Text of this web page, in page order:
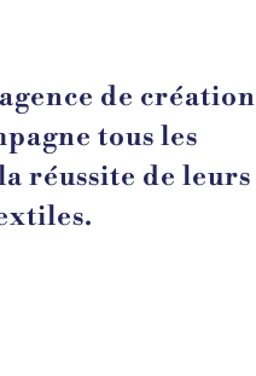
de création
tous les
réussite de leurs